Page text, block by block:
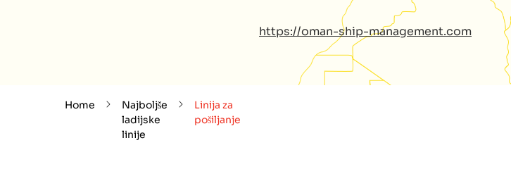
https://oman-ship-management.com
Home
Najboljše
ladijske
linije
Linija za
pošiljanje